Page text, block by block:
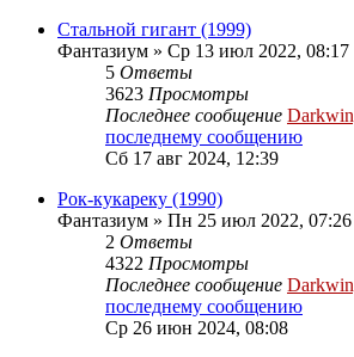
Стальной гигант (1999)
Фантазиум » Ср 13 июл 2022, 08:17
5 Ответы
3623 Просмотры
Последнее сообщение
последнему сообщению
Сб 17 авг 2024, 12:39
Рок-кукареку (1990)
Фантазиум » Пн 25 июл 2022, 07:26
2 Ответы
4322 Просмотры
Последнее сообщение
последнему сообщению
Ср 26 июн 2024, 08:08